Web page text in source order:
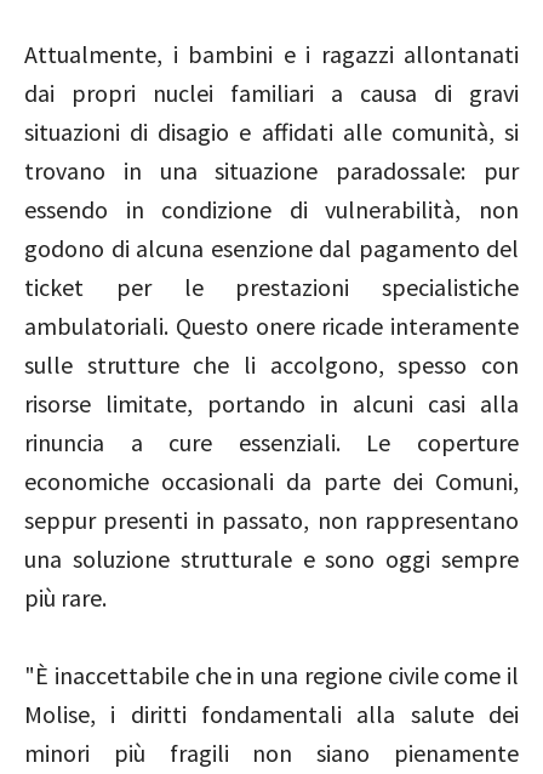
Attualmente, i bambini e i ragazzi allontanati
dai propri nuclei familiari a causa di gravi
situazioni di disagio e affidati alle comunità, si
trovano in una situazione paradossale: pur
essendo in condizione di vulnerabilità, non
godono di alcuna esenzione dal pagamento del
ticket per le prestazioni specialistiche
ambulatoriali. Questo onere ricade interamente
sulle strutture che li accolgono, spesso con
risorse limitate, portando in alcuni casi alla
rinuncia a cure essenziali. Le coperture
economiche occasionali da parte dei Comuni,
seppur presenti in passato, non rappresentano
una soluzione strutturale e sono oggi sempre
più rare.
"È inaccettabile che in una regione civile come il
Molise, i diritti fondamentali alla salute dei
minori più fragili non siano pienamente